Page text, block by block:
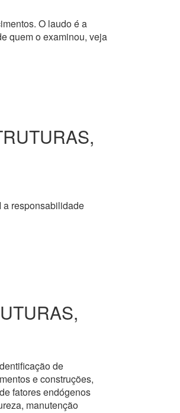
O laudo é a
quem o examinou, veja
a responsabilidade
de
e construções,
fatores endógenos
manutenção